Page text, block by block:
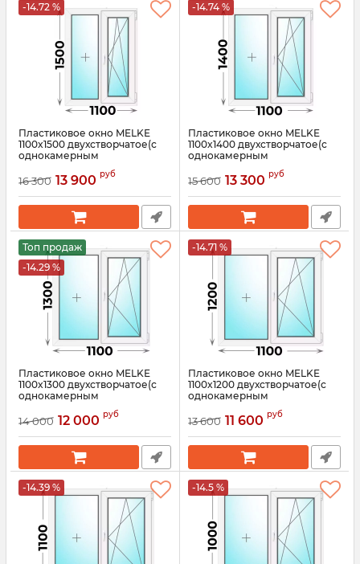
-14.72 %
Пластиковое окно MELKE
1100x1500 двухстворчатое(с
однокамерным
Артикул: 3590
16 300 13 900 руб
-14.74 %
Пластиковое окно MELKE
1100x1400 двухстворчатое(с
однокамерным
Артикул: 3589
15 600 13 300 руб
Топ продаж
-14.29 %
Пластиковое окно MELKE
1100x1300 двухстворчатое(с
однокамерным
Артикул: 3588
14 000 12 000 руб
-14.71 %
Пластиковое окно MELKE
1100x1200 двухстворчатое(с
однокамерным
Артикул: 3587
13 600 11 600 руб
-14.39 % -14.5 %